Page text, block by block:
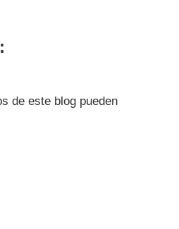
de este blog pueden